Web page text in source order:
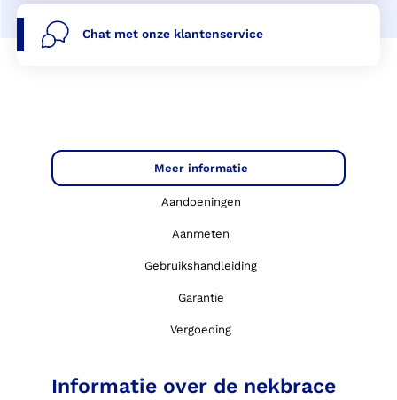
Chat met onze klantenservice
Meer informatie
Aandoeningen
Aanmeten
Gebruikshandleiding
Garantie
Vergoeding
Informatie over de nekbrace